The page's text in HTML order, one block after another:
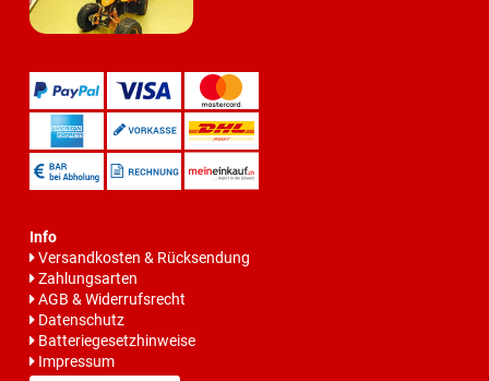
Info
Versandkosten & Rücksendung
Zahlungsarten
AGB & Widerrufsrecht
Datenschutz
Batteriegesetzhinweise
Impressum